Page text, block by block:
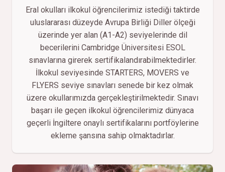
Eral okulları ilkokul öğrencilerimiz istediği taktirde
uluslararası düzeyde Avrupa Birliği Diller ölçeği
üzerinde yer alan (A1-A2) seviyelerinde dil
becerilerini Cambridge Üniversitesi ESOL
sınavlarına girerek sertifikalandırabilmektedirler.
İlkokul seviyesinde STARTERS, MOVERS ve
FLYERS seviye sınavları senede bir kez olmak
üzere okullarımızda gerçekleştirilmektedir. Sınavı
başarı ile geçen ilkokul öğrencilerimiz dünyaca
geçerli İngiltere onaylı sertifikalarını portföylerine
ekleme şansına sahip olmaktadırlar.